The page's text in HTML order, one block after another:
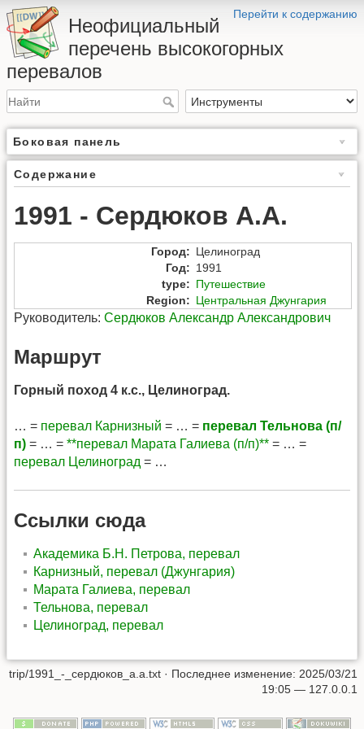
Перейти к содержанию
Неофициальный
перечень высокогорных
перевалов
Боковая панель
Содержание
1991 - Сердюков А.А.
Город: Целиноград
Год: 1991
type: Путешествие
Region: Центральная Джунгария
Руководитель: Сердюков Александр Александрович
Маршрут
Горный поход 4 к.с., Целиноград.
… = перевал Карнизный = … = перевал Тельнова (п/
п) = … = **перевал Марата Галиева (п/п)** = … =
перевал Целиноград = …
Ссылки сюда
Академика Б.Н. Петрова, перевал
Карнизный, перевал (Джунгария)
Марата Галиева, перевал
Тельнова, перевал
Целиноград, перевал
trip/1991_-_сердюков_а.а.txt · Последнее изменение: 2025/03/21
19:05 — 127.0.0.1